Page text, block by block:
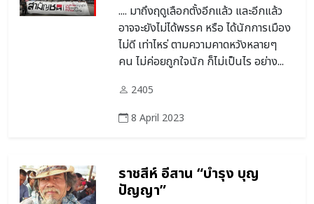
.... มาถึงฤดูเลือกตั้งอีกแล้ว และอีกแล้ว
อาจจะยังไม่ได้พรรค หรือ ได้นักการเมือง
ไม่ดี เท่าไหร่ ตามความคาดหวังหลายๆ
คน ไม่ค่อยถูกใจนัก ก็ไม่เป็นไร อย่าง...
2405
8 April 2023
ราชสีห์ อีสาน “บำรุง บุญ
ปัญญา”